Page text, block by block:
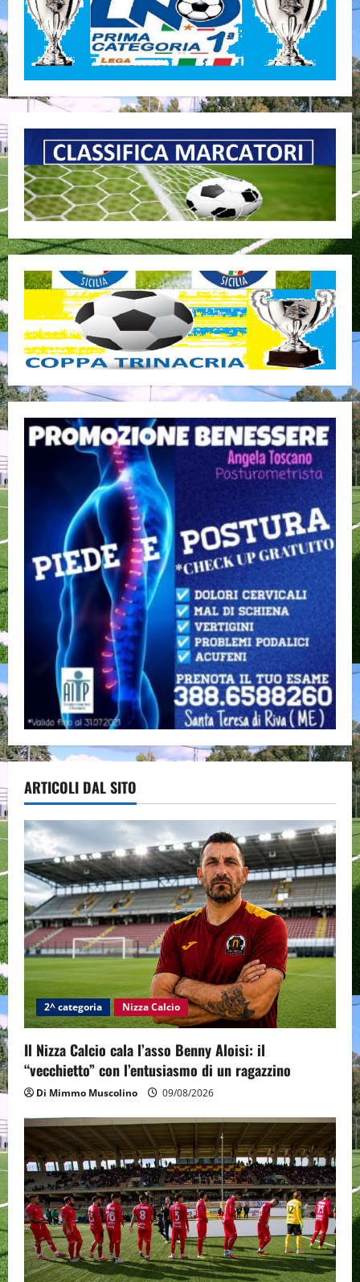
ARTICOLI DAL SITO
2^ categoria Nizza Calcio
Il Nizza Calcio cala l’asso Benny Aloisi: il
“vecchietto” con l’entusiasmo di un ragazzino
Di Mimmo Muscolino 09/08/2026